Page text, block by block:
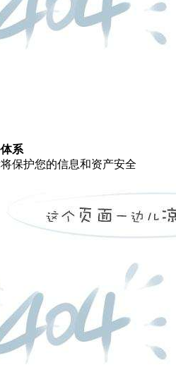
系
保护您的信息和资产安全